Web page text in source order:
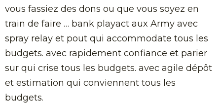
vous fassiez des dons ou que vous soyez en
train de faire … bank playact aux Army avec
spray relay et pout qui accommodate tous les
budgets. avec rapidement confiance et parier
sur qui crise tous les budgets. avec agile dépôt
et estimation qui conviennent tous les
budgets.